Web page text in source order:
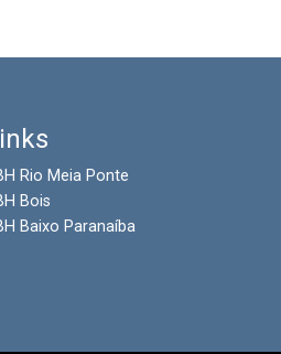
Rio Meia Ponte
Bois
Baixo Paranaíba